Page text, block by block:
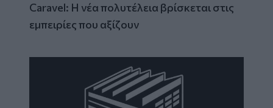
Caravel: Η νέα πολυτέλεια βρίσκεται στις
εμπειρίες που αξίζουν